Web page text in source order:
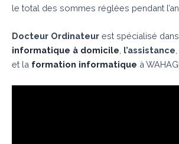
le total des sommes réglées pendant
Docteur Ordinateur est spécialisé
informatique à domicile l’assistance
et la formation informatique à